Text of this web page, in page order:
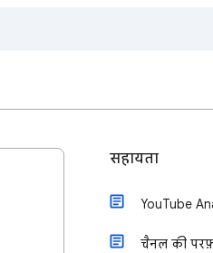
सहायता
YouTube
चैनल की